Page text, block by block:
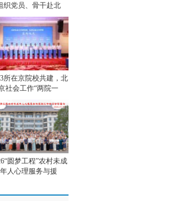
织党员、骨干赴北
所在京院校共建，北
社会工作“两院一
圆梦工程”农村未成
年人心理服务与援